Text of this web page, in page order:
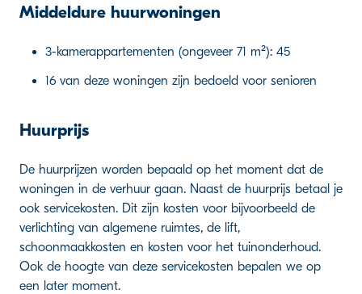
Middeldure huurwoningen
3-kamerappartementen (ongeveer 71 m²): 45
16 van deze woningen zijn bedoeld voor senioren
Huurprijs
De huurprijzen worden bepaald op het moment dat de
woningen in de verhuur gaan. Naast de huurprijs betaal je
ook servicekosten. Dit zijn kosten voor bijvoorbeeld de
verlichting van algemene ruimtes, de lift,
schoonmaakkosten en kosten voor het tuinonderhoud.
Ook de hoogte van deze servicekosten bepalen we op
een later moment.